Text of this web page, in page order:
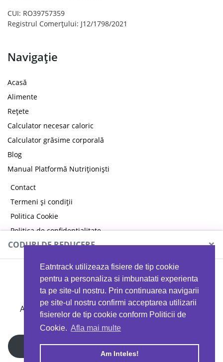
Eatntrack utilizeaza fisiere de tip cookie
pentru a personaliza si imbunatati experienta
ta pe site-ul nostru. Prin continuarea navigarii
pe site-ul nostru confirmi acceptarea utilizarii
fisierelor de tip cookie conform Politicii de
Cookie. Afla mai multe
Am Inteles!
CUI: RO39757359
Registrul Comerțului: J12/1798/2021
Navigație
Acasă
Alimente
Rețete
Calculator necesar caloric
Calculator grăsime corporală
Blog
Manual Platformă Nutriționiști
Contact
Termeni și condiții
Politica Cookie
Politica de confidențialitate
Copyright © 2026 EAT & TRACK S.R.L
CODURI DE REDUCERE ×
MYPROTEIN
Ai 40%reducere la orice comandă folosind codul
EATTRACK
Profită acum